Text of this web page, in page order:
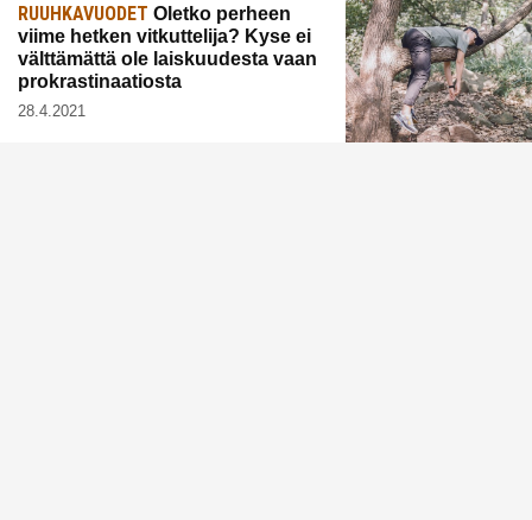
RUUHKAVUODET Oletko perheen
viime hetken vitkuttelija? Kyse ei
välttämättä ole laiskuudesta vaan
prokrastinaatiosta
28.4.2021